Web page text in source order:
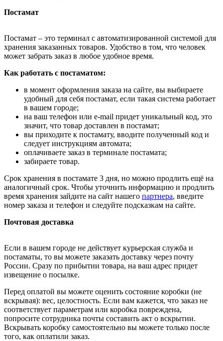
Постамат
Постамат – это терминал с автоматизированной системой для
хранения заказанных товаров. Удобство в том, что человек
может забрать заказ в любое удобное время.
Как работать с постаматом:
в момент оформления заказа на сайте, вы выбираете
удобный для себя постамат, если такая система работает
в вашем городе;
на ваш телефон или e-mail придет уникальный код, это
значит, что товар доставлен в постамат;
вы приходите к постамату, вводите полученный код и
следует инструкциям автомата;
оплачиваете заказ в терминале постамата;
забираете товар.
Срок хранения в постамате 3 дня, но можно продлить ещё на
аналогичный срок. Чтобы уточнить информацию и продлить
время хранения зайдите на сайт нашего партнера, введите
номер заказа и телефон и следуйте подсказкам на сайте.
Почтовая доставка
Если в вашем городе не действует курьерская служба и
постаматы, то вы можете заказать доставку через почту
России. Сразу по прибытии товара, на ваш адрес придет
извещение о посылке.
Перед оплатой вы можете оценить состояние коробки (не
вскрывая): вес, целостность. Если вам кажется, что заказ не
соответствует параметрам или коробка повреждена,
попросите сотрудника почты составить акт о вскрытии.
Вскрывать коробку самостоятельно вы можете только после
того, как оплатили заказ.